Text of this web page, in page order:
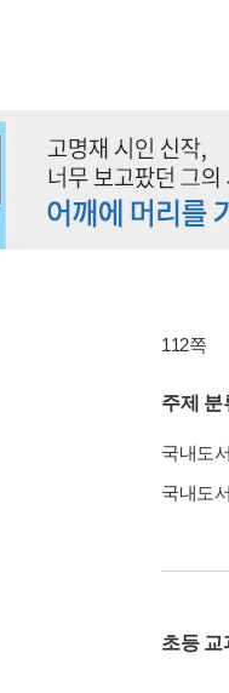
112쪽
주제 분
국내도
국내도
초등 교